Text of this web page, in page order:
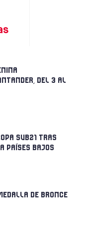
DEL 3 AL
SUB21 TRAS
PAÍSES BAJOS
DE BRONCE